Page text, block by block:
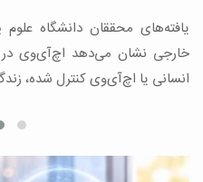
یافته‌های محققان دانشگاه
خارجی نشان می‌دهد اچ‌آی‌وی
انسانی یا اچ‌آی‌وی کنترل شده،